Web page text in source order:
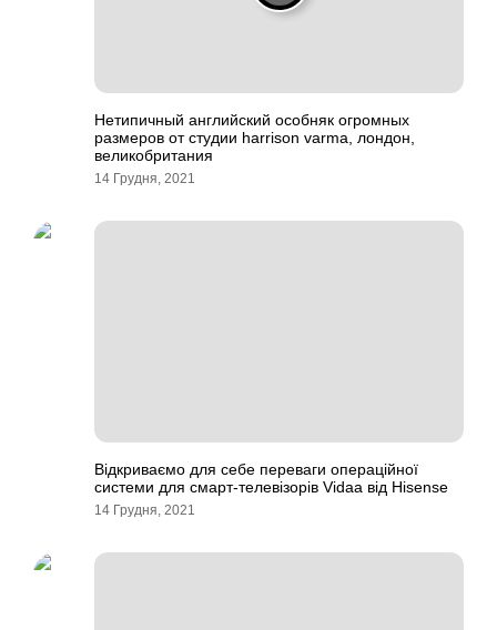
Нетипичный английский особняк огромных
размеров от студии harrison varma, лондон,
великобритания
14 Грудня, 2021
Відкриваємо для себе переваги операційної
системи для смарт-телевізорів Vidaa від Hisense
14 Грудня, 2021